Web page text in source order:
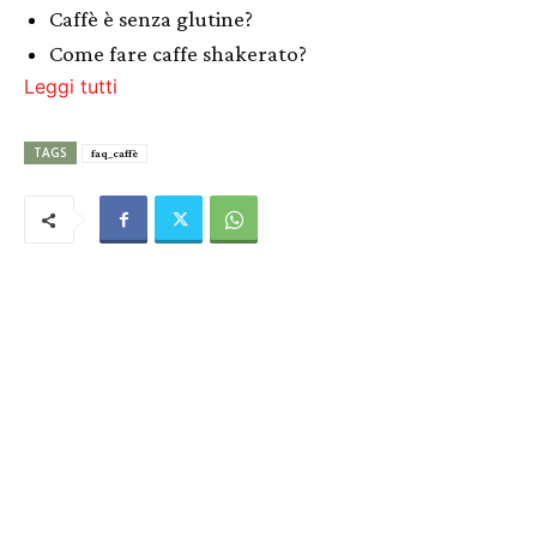
Caffè è senza glutine?
Come fare caffe shakerato?
Leggi tutti
TAGS faq_caffè